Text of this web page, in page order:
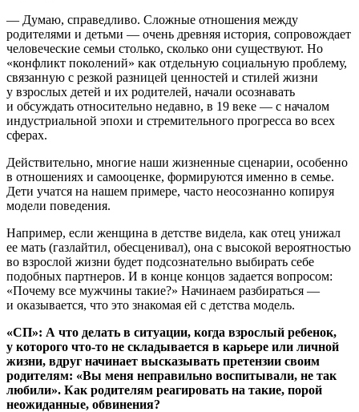
— Думаю, справедливо. Сложные отношения между
родителями и детьми — очень древняя история, сопровождает
человеческие семьи столько, сколько они существуют. Но
«конфликт поколений» как отдельную социальную проблему,
связанную с резкой разницей ценностей и стилей жизни
у взрослых детей и их родителей, начали осознавать
и обсуждать относительно недавно, в 19 веке — с началом
индустриальной эпохи и стремительного прогресса во всех
сферах.
Действительно, многие наши жизненные сценарии, особенно
в отношениях и самооценке, формируются именно в семье.
Дети учатся на нашем примере, часто неосознанно копируя
модели поведения.
Например, если женщина в детстве видела, как отец унижал
ее мать (газлайтил, обесценивал), она с высокой вероятностью
во взрослой жизни будет подсознательно выбирать себе
подобных партнеров. И в конце концов задается вопросом:
«Почему все мужчины такие?» Начинаем разбираться —
и оказывается, что это знакомая ей с детства модель.
«СП»: А что делать в ситуации, когда взрослый ребенок,
у которого что-то не складывается в карьере или личной
жизни, вдруг начинает высказывать претензии своим
родителям: «Вы меня неправильно воспитывали, не так
любили». Как родителям реагировать на такие, порой
неожиданные, обвинения?